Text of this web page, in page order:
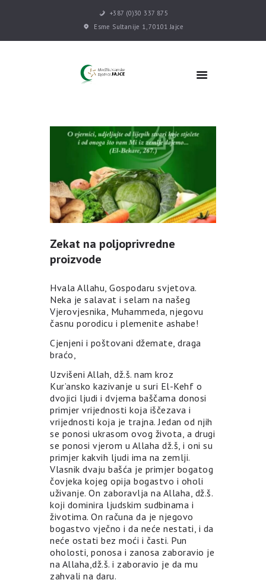
+387 (0)30 337 875
Esme Sultanije 1, 70101 Jajce
POČETNA
DŽEMATI
MEKTEB
ASOCIJACIJE
USLUGE
MULTIMEDIJA
KONTAKT
Zekat na poljoprivredne
proizvode
Hvala Allahu, Gospodaru svjetova.
Neka je salavat i selam na našeg
Vjerovjesnika, Muhammeda, njegovu
časnu porodicu i plemenite ashabe!
Cjenjeni i poštovani džemate, draga
braćo,
Uzvišeni Allah, dž.š. nam kroz
Kur’ansko kazivanje u suri El-Kehf o
dvojici ljudi i dvjema baščama donosi
primjer vrijednosti koja iščezava i
vrijednosti koja je trajna. Jedan od njih
se ponosi ukrasom ovog života, a drugi
se ponosi vjerom u Allaha dž.š, i oni su
primjer kakvih ljudi ima na zemlji.
Vlasnik dvaju bašća je primjer bogatog
čovjeka kojeg opija bogastvo i oholi
uživanje. On zaboravlja na Allaha, dž.š.
koji dominira ljudskim sudbinama i
životima. On računa da je njegovo
bogastvo vječno i da neće nestati, i da
neće ostati bez moći i časti. Pun
oholosti, ponosa i zanosa zaboravio je
na Allaha,dž.š. i zaboravio je da mu
zahvali na daru.